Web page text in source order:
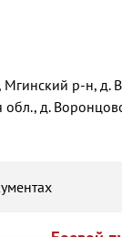
Мгинский р-н, д.
обл., д.